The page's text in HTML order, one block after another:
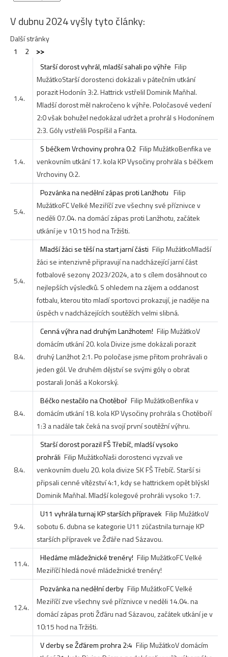
V dubnu 2024 vyšly tyto články:
Další stránky
1
2 >>
1.4.
Starší dorost vyhrál, mladší sahali po výhře Filip
MužátkoStarší dorostenci dokázali v pátečním utkání
porazit Hodonín 3:2. Hattrick vstřelil Dominik Maňhal.
Mladší dorost měl nakročeno k výhře. Poločasové vedení
2:0 však bohužel nedokázal udržet a prohrál s Hodonínem
2:3. Góly vstřelili Pospíšil a Fanta.
1.4.
S béčkem Vrchoviny prohra 0:2 Filip MužátkoBenfika ve
venkovním utkání 17. kola KP Vysočiny prohrála s béčkem
Vrchoviny 0:2.
5.4.
Pozvánka na nedělní zápas proti Lanžhotu Filip
MužátkoFC Velké Meziříčí zve všechny své příznivce v
neděli 07.04. na domácí zápas proti Lanžhotu, začátek
utkání je v 10:15 hod na Tržišti.
5.4.
Mladší žáci se těší na start jarní části Filip MužátkoMladší
žáci se intenzivně připravují na nadcházející jarní část
fotbalové sezony 2023/2024, a to s cílem dosáhnout co
nejlepších výsledků. S ohledem na zájem a oddanost
fotbalu, kterou tito mladí sportovci prokazují, je naděje na
úspěch v nadcházejících soutěžích velmi slibná.
8.4.
Cenná výhra nad druhým Lanžhotem! Filip MužátkoV
domácím utkání 20. kola Divize jsme dokázali porazit
druhý Lanžhot 2:1. Po poločase jsme přitom prohrávali o
jeden gól. Ve druhém dějství se svými góly o obrat
postarali Jonáš a Kokorský.
8.4.
Béčko nestačilo na Chotěboř Filip MužátkoBenfika v
domácím utkání 18. kola KP Vysočiny prohrála s Chotěboří
1:3 a nadále tak čeká na svojí první soutěžní výhru.
8.4.
Starší dorost porazil FŠ Třebíč, mladší vysoko
prohráli Filip MužátkoNaši dorostenci vyzvali ve
venkovním duelu 20. kola divize SK FŠ Třebíč. Starší si
připsali cenné vítězství 4:1, kdy se hattrickem opět blýskl
Dominik Maňhal. Mladší kolegové prohráli vysoko 1:7.
9.4.
U11 vyhrála turnaj KP starších přípravek Filip MužátkoV
sobotu 6. dubna se kategorie U11 zúčastnila turnaje KP
starších přípravek ve Žďáře nad Sázavou.
11.4.
Hledáme mládežnické trenéry! Filip MužátkoFC Velké
Meziříčí hledá nové mládežnické trenéry!
12.4.
Pozvánka na nedělní derby Filip MužátkoFC Velké
Meziříčí zve všechny své příznivce v neděli 14.04. na
domácí zápas proti Žďáru nad Sázavou, začátek utkání je v
10:15 hod na Tržišti.
V derby se Žďárem prohra 2:4 Filip MužátkoV domácím